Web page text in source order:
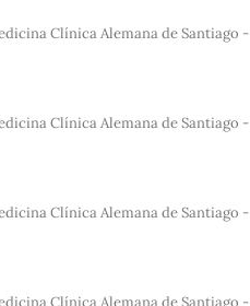
Clínica Alemana de Santiago -
Clínica Alemana de Santiago -
Clínica Alemana de Santiago -
Clínica Alemana de Santiago -